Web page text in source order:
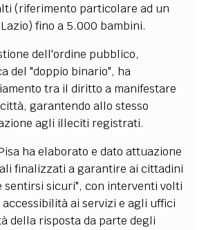
(riferimento particolare ad un
fino a 5.000 bambini.
dell'ordine pubblico,
del "doppio binario", ha
tra il diritto a manifestare
garantendo allo stesso
agli illeciti registrati.
ha elaborato e dato attuazione
finalizzati a garantire ai cittadini
sentirsi sicuri", con interventi volti
ai servizi e agli uffici
della risposta da parte degli